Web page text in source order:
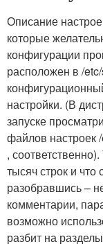
Описание
которые
конфигурации
расположен в /
настройки. (В
запуске
файлов настроек
,
тысяч строк и что
разобравшись –
комментарии,
возможно
разбит на